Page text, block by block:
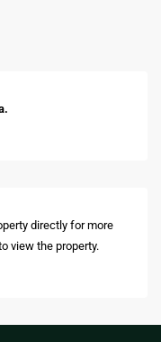
directly for more
view the property.